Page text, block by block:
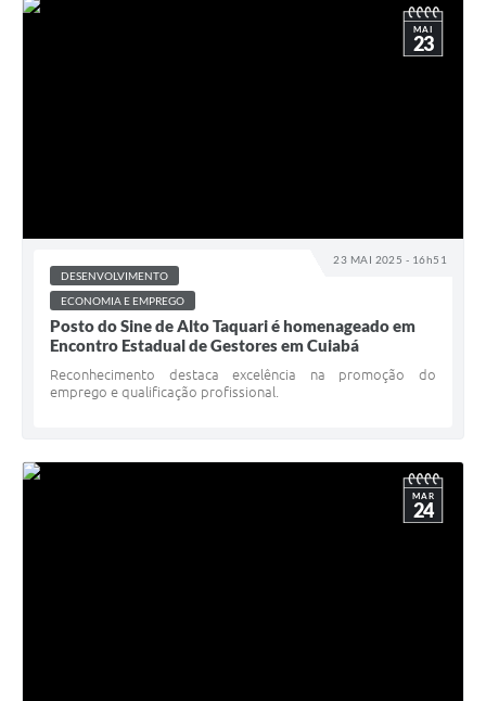
23 MAI 2025 - 16h51
MAI
23
DESENVOLVIMENTO
ECONOMIA E EMPREGO
Posto do Sine de Alto Taquari é homenageado em
Encontro Estadual de Gestores em Cuiabá
Reconhecimento destaca excelência na promoção do
emprego e qualificação profissional.
MAR
24